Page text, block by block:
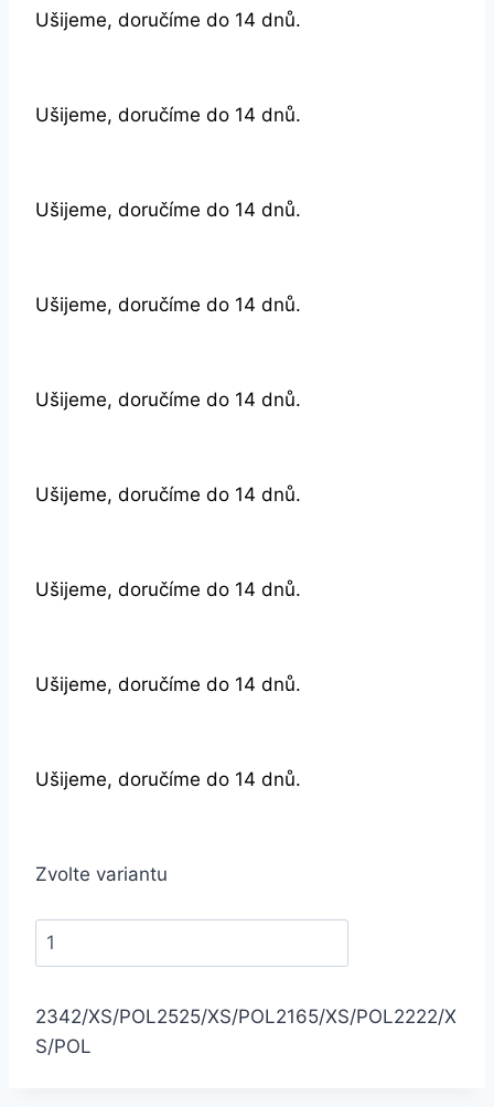
Ušijeme, doručíme do 14 dnů.
Ušijeme, doručíme do 14 dnů.
Ušijeme, doručíme do 14 dnů.
Ušijeme, doručíme do 14 dnů.
Ušijeme, doručíme do 14 dnů.
Ušijeme, doručíme do 14 dnů.
Ušijeme, doručíme do 14 dnů.
Ušijeme, doručíme do 14 dnů.
Ušijeme, doručíme do 14 dnů.
Zvolte variantu
2342/XS/POL2525/XS/POL2165/XS/POL2222/X
S/POL